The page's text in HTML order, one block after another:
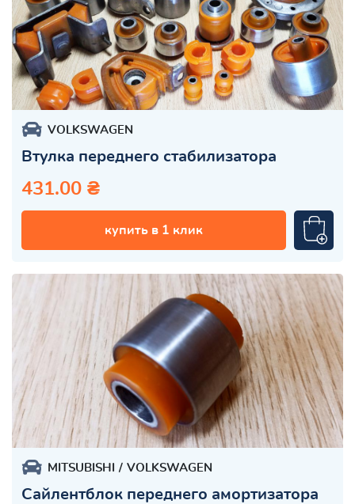
VOLKSWAGEN
Втулка переднего стабилизатора
431.00 ₴
купить в 1 клик
MITSUBISHI VOLKSWAGEN
Сайлентблок переднего амортизатора